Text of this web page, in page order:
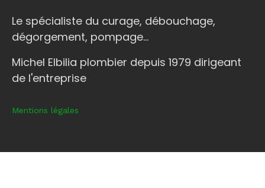
Le spécialiste du curage, débouchage,
dégorgement, pompage...
Michel Elbilia plombier depuis 1979 dirigeant
de l'entreprise
Mentions légales